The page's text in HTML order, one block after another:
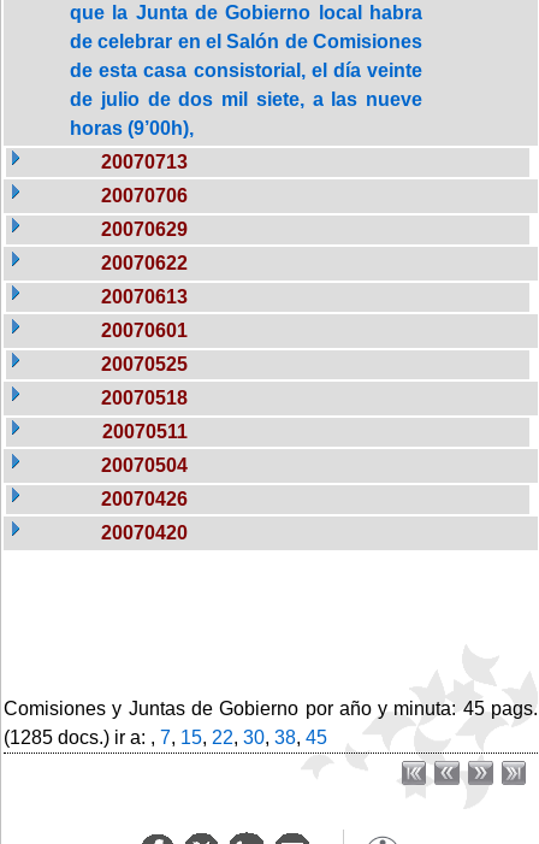
que la Junta de Gobierno local habra
de celebrar en el Salón de Comisiones
de esta casa consistorial, el día veinte
de julio de dos mil siete, a las nueve
horas (9’00h),
20070713
20070706
20070629
20070622
20070613
20070601
20070525
20070518
20070511
20070504
20070426
20070420
Comisiones y Juntas de Gobierno por año y minuta: 45 pags.
(1285 docs.) ir a: , 7, 15, 22, 30, 38, 45